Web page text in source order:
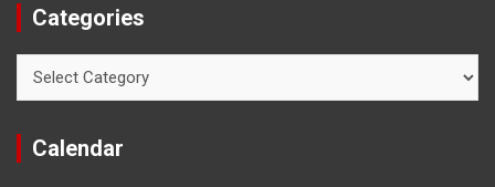
Categories
Calendar